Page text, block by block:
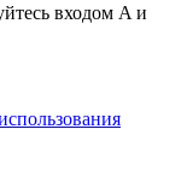
входом A и